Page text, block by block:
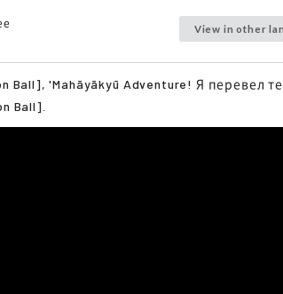
View in other
Ball], 'Mahāyākyū Adventure! Я перевел
Ball].